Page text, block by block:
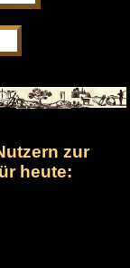
zur
heute: